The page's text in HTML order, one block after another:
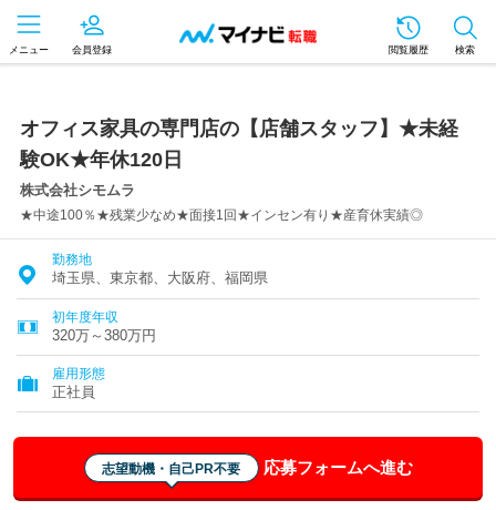
メニュー 会員登録 閲覧履歴 検索
オフィス家具の専門店の【店舗スタッフ】★未経
験OK★年休120日
株式会社シモムラ
★中途100％★残業少なめ★面接1回★インセン有り★産育休実績◎
勤務地
埼玉県、東京都、大阪府、福岡県
初年度年収
320万～380万円
雇用形態
正社員
志望動機・自己PR不要 応募フォームへ進む